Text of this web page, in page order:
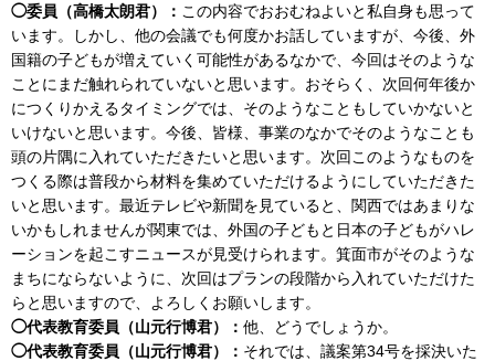
◯委員（高橋太朗君）： この内容でおおむねよいと私自身も思って
います。しかし、他の会議でも何度かお話していますが、今後、外
国籍の子どもが増えていく可能性があるなかで、今回はそのような
ことにまだ触れられていないと思います。おそらく、次回何年後か
につくりかえるタイミングでは、そのようなこともしていかないと
いけないと思います。今後、皆様、事業のなかでそのようなことも
頭の片隅に入れていただきたいと思います。次回このようなものを
つくる際は普段から材料を集めていただけるようにしていただきた
いと思います。最近テレビや新聞を見ていると、関西ではあまりな
いかもしれませんが関東では、外国の子どもと日本の子どもがハレ
ーションを起こすニュースが見受けられます。箕面市がそのような
まちにならないように、次回はプランの段階から入れていただけた
らと思いますので、よろしくお願いします。
◯代表教育委員（山元行博君）： 他、どうでしょうか。
◯代表教育委員（山元行博君）： それでは、議案第34号を採決いた